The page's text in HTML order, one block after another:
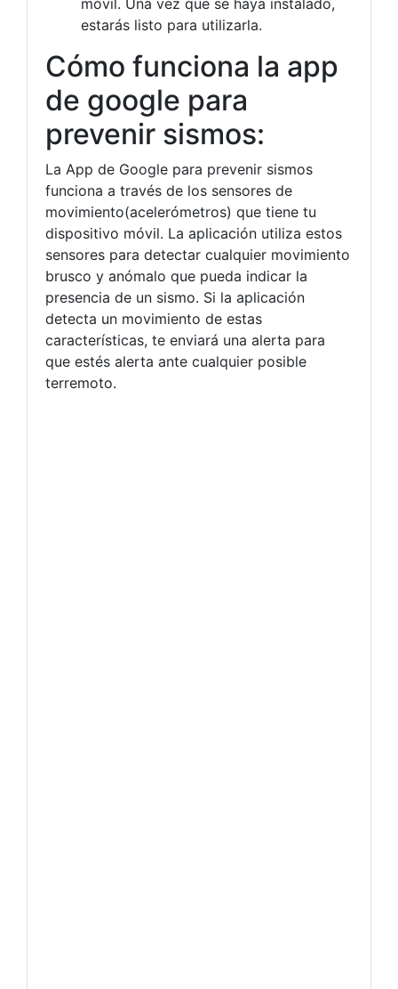
estarás listo para utilizarla.
Cómo funciona la app
de google para
prevenir sismos:
La App de Google para prevenir sismos
funciona a través de los sensores de
movimiento(acelerómetros) que tiene tu
dispositivo móvil. La aplicación utiliza estos
sensores para detectar cualquier movimiento
brusco y anómalo que pueda indicar la
presencia de un sismo. Si la aplicación
detecta un movimiento de estas
características, te enviará una alerta para
que estés alerta ante cualquier posible
terremoto.